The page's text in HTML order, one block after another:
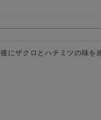
にザクロとハチミツの味を